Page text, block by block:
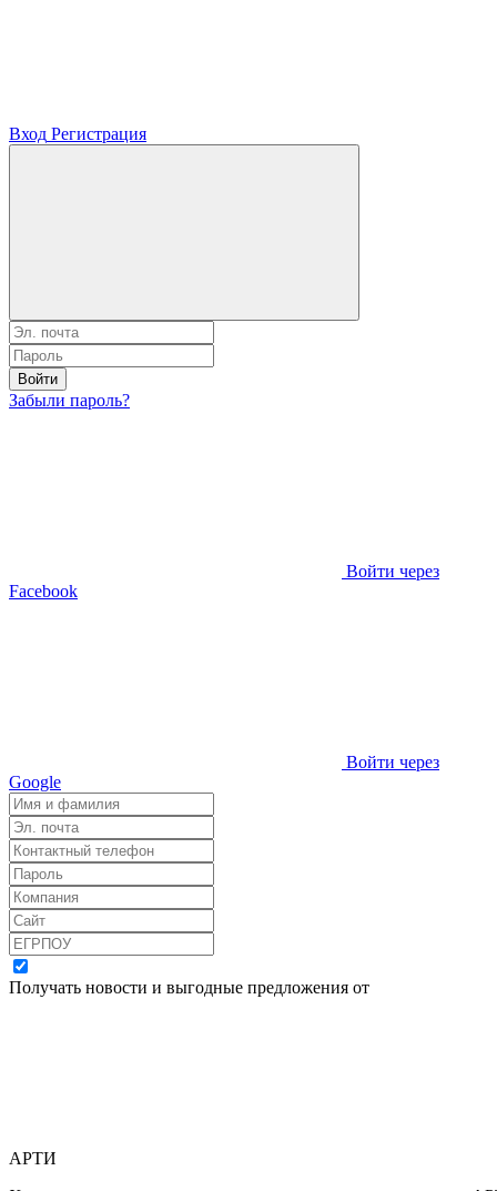
Вход Регистрация
Войти
Забыли пароль?
Войти через
Facebook
Войти через
Google
Получать новости и выгодные предложения от
АРТИ